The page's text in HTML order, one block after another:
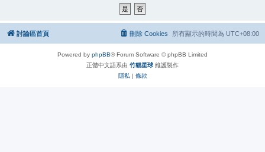
討論區首頁 所有顯示的時間為 UTC+08:00
刪除 Cookies
Powered by phpBB® Forum Software © phpBB Limited
正體中文語系由 竹貓星球 維護製作
隱私 | 條款